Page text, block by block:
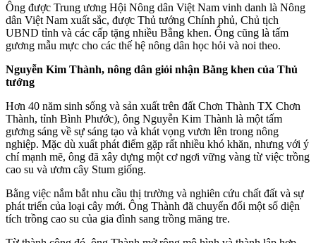
Ông được Trung ương Hội Nông dân Việt Nam vinh danh là Nông
dân Việt Nam xuất sắc, được Thủ tướng Chính phủ, Chủ tịch
UBND tỉnh và các cấp tặng nhiều Bằng khen. Ông cũng là tấm
gương mẫu mực cho các thế hệ nông dân học hỏi và noi theo.
Nguyễn Kim Thành, nông dân giỏi nhận Bằng khen của Thủ
tướng
Hơn 40 năm sinh sống và sản xuất trên đất Chơn Thành TX Chơn
Thành, tỉnh Bình Phước), ông Nguyễn Kim Thành là một tấm
gương sáng về sự sáng tạo và khát vọng vươn lên trong nông
nghiệp. Mặc dù xuất phát điểm gặp rất nhiều khó khăn, nhưng với ý
chí mạnh mẽ, ông đã xây dựng một cơ ngơi vững vàng từ việc trồng
cao su và ươm cây Stum giống.
Bằng việc nắm bắt nhu cầu thị trường và nghiên cứu chất đất và sự
phát triển của loại cây mới. Ông Thành đã chuyển đổi một số diện
tích trồng cao su của gia đình sang trồng măng tre.